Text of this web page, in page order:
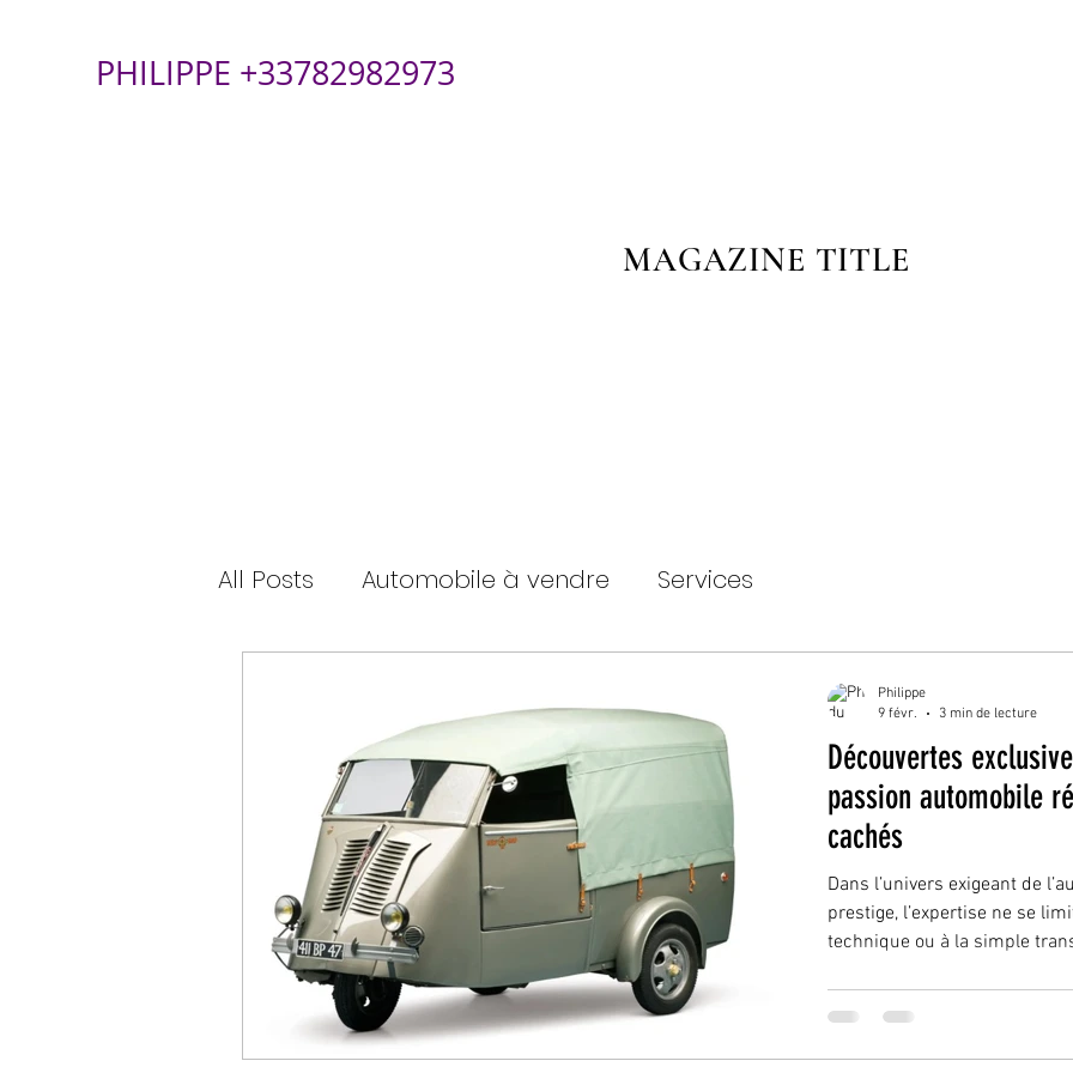
PHILIPPE +33782982973
MAGAZINE TITLE
All Posts Automobile à vendre Services
Découvertes
passion automobile
cachés
Dans l’univers exigeant de
prestige, l’expertise ne se
technique ou à la simple
ans, les liens noués avec
depuis mes débuts —
Philippe
9 févr.
3 min de lecture